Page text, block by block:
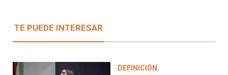
TE PUEDE INTERESAR
DEFINICIÓN.